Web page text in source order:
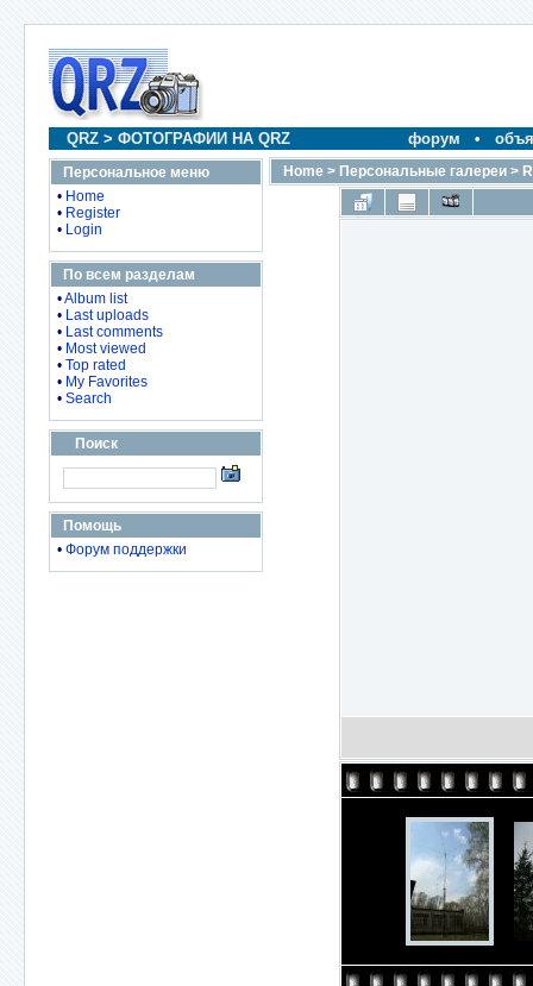
QRZ > ФОТОГРАФИИ НА QRZ форум •
Персональное меню
• Home
• Register
• Login
По всем разделам
•Album list
• Last uploads
• Last comments
• Most viewed
• Top rated
• My Favorites
• Search
Поиск
Помощь
• Форум поддержки
Home > Персональные галереи >